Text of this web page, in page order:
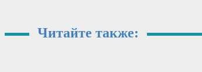
Читайте также: